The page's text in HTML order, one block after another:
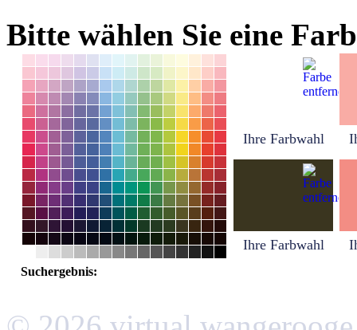
Bitte wählen Sie eine
Ihre Farbwahl
Ihre Farbwahl
Suchergebnis: